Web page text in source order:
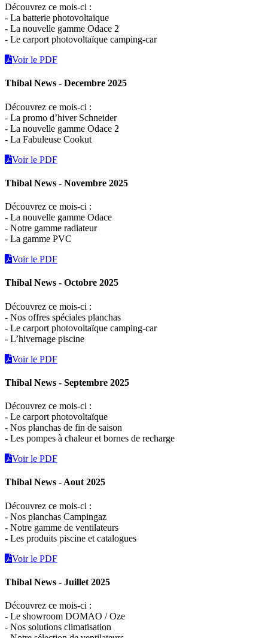
Découvrez ce mois-ci :
- La batterie photovoltaïque
- La nouvelle gamme Odace 2
- Le carport photovoltaïque camping-car
Voir le PDF
Thibal News - Decembre 2025
Découvrez ce mois-ci :
- La promo d’hiver Schneider
- La nouvelle gamme Odace 2
- La Fabuleuse Cookut
Voir le PDF
Thibal News - Novembre 2025
Découvrez ce mois-ci :
- La nouvelle gamme Odace
- Notre gamme radiateur
- La gamme PVC
Voir le PDF
Thibal News - Octobre 2025
Découvrez ce mois-ci :
- Nos offres spéciales planchas
- Le carport photovoltaïque camping-car
- L’hivernage piscine
Voir le PDF
Thibal News - Septembre 2025
Découvrez ce mois-ci :
- Le carport photovoltaïque
- Nos planchas de fin de saison
- Les pompes à chaleur et bornes de recharge
Voir le PDF
Thibal News - Aout 2025
Découvrez ce mois-ci :
- Nos planchas Campingaz
- Notre gamme de ventilateurs
- Les produits piscine et catalogues
Voir le PDF
Thibal News - Juillet 2025
Découvrez ce mois-ci :
- Le showroom DOMAO / Oze
- Nos solutions climatisation